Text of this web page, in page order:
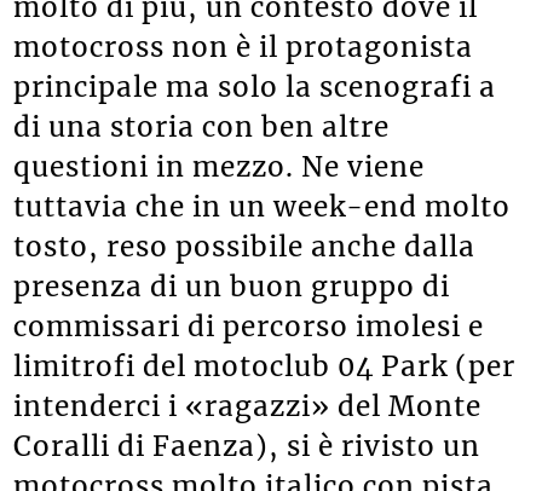
molto di più, un contesto dove il
motocross non è il protagonista
principale ma solo la scenografi a
di una storia con ben altre
questioni in mezzo. Ne viene
tuttavia che in un week-end molto
tosto, reso possibile anche dalla
presenza di un buon gruppo di
commissari di percorso imolesi e
limitrofi del motoclub 04 Park (per
intenderci i «ragazzi» del Monte
Coralli di Faenza), si è rivisto un